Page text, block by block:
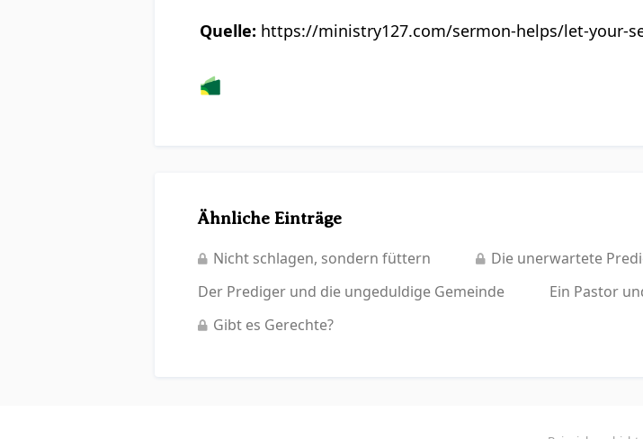
Quelle: https://ministry127.com/sermon-helps/let-your-
Ähnliche Einträge
Nicht schlagen, sondern füttern
Die unerwartete
Der Prediger und die ungeduldige Gemeinde
Ein Pastor
Gibt es Gerechte?